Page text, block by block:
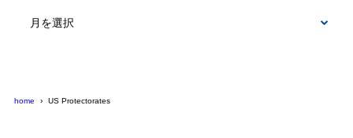
home US Protectorates